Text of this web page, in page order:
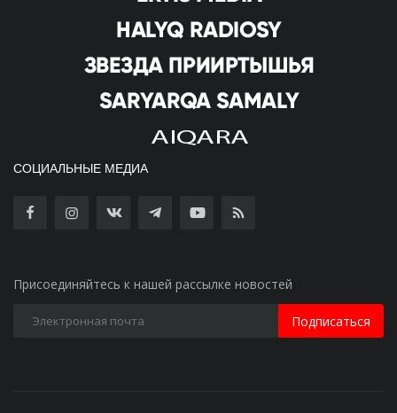
СОЦИАЛЬНЫЕ МЕДИА
Присоединяйтесь к нашей рассылке новостей
Подписаться